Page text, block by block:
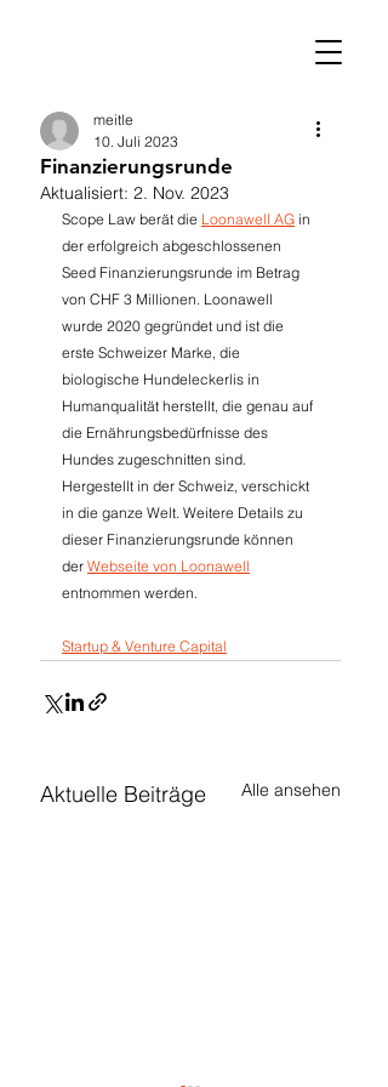
Finanzierungsrunde
meitle
10. Juli 2023
Aktualisiert: 2. Nov. 2023
Scope Law berät die Loonawell AG in
der erfolgreich abgeschlossenen
Seed Finanzierungsrunde im Betrag
von CHF 3 Millionen. Loonawell
wurde 2020 gegründet und ist die
erste Schweizer Marke, die
biologische Hundeleckerlis in
Humanqualität herstellt, die genau auf
die Ernährungsbedürfnisse des
Hundes zugeschnitten sind.
Hergestellt in der Schweiz, verschickt
in die ganze Welt. Weitere Details zu
dieser Finanzierungsrunde können
der Webseite von Loonawell
entnommen werden.
Startup & Venture Capital
Aktuelle Beiträge Alle ansehen